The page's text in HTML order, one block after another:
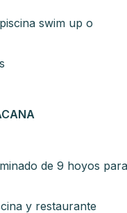
swim up o
de 9 hoyos
y restaurante